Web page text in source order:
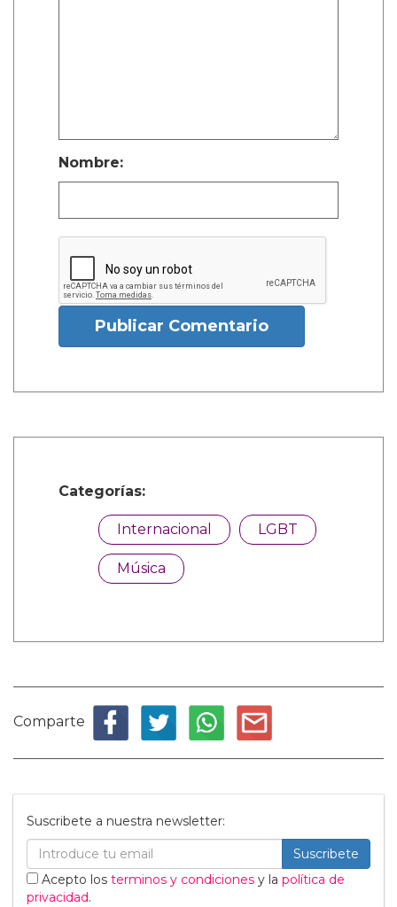
Nombre:
Publicar Comentario
Categorías:
Internacional LGBT
Música
Comparte
Suscribete a nuestra newsletter:
Suscribete
Acepto los terminos y condiciones y la política de
privacidad.